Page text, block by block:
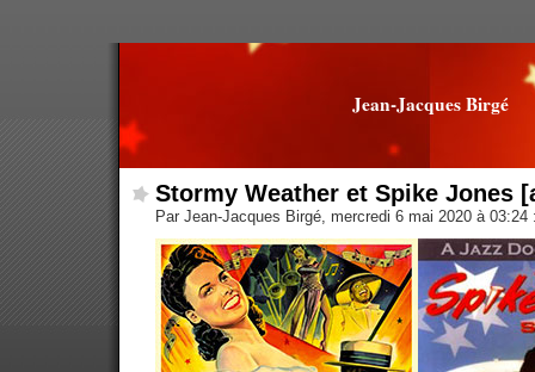
Jean-Jacques Birgé
Stormy Weather et Spike Jones
Par Jean-Jacques Birgé, mercredi 6 mai 2020 à 03:24